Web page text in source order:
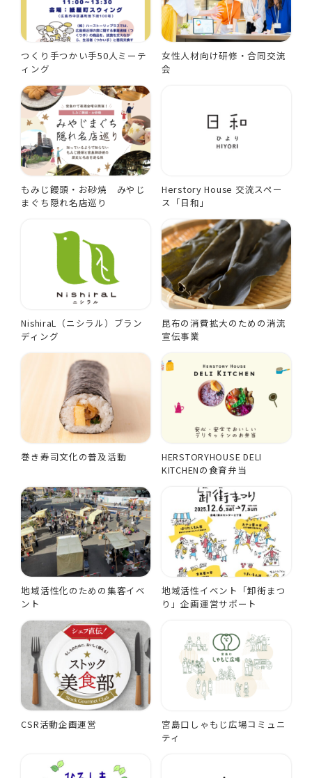
つくり手つかい手50人ミーテ
ィング
女性人材向け研修・合同交流
会
もみじ饅頭・お砂焼 みやじ
まぐち隠れ名店巡り
Herstory House 交流スペー
ス「日和」
NishiraL（ニシラル）ブラン
ディング
昆布の消費拡大のための消流
宣伝事業
巻き寿司文化の普及活動
HERSTORYHOUSE DELI
KITCHENの食育弁当
地域活性化のための集客イベ
ント
地域活性イベント「卸街まつ
り」企画運営サポート
CSR活動企画運営
宮島口しゃもじ広場コミュニ
ティ